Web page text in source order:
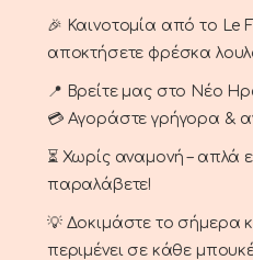
Καρφίτσες
🎉 Καινοτομία από το Le
αποκτήσετε φρέσκα
📍 Βρείτε μας στο Νέο
💳 Αγοράστε γρήγορα &
⏳ Χωρίς αναμονή – απλά
παραλάβετε!
💡 Δοκιμάστε το σήμερα
περιμένει σε κάθε